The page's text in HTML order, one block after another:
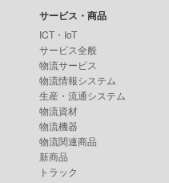
サービス・商品
ICT・IoT
サービス全般
物流サービス
物流情報システム
生産・流通システム
物流資材
物流機器
物流関連商品
新商品
トラック